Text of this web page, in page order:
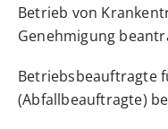
Betrieb von
Genehmigung
Betriebsbeauftragte
(Abfallbeauftragte)